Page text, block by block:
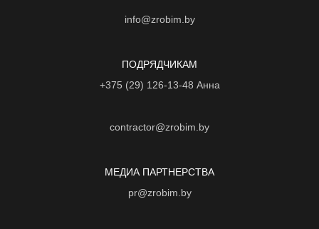
info@zrobim.by
ПОДРЯДЧИКАМ
+375 (29) 126-13-48 Анна
contractor@zrobim.by
МЕДИА ПАРТНЕРСТВА
pr@zrobim.by